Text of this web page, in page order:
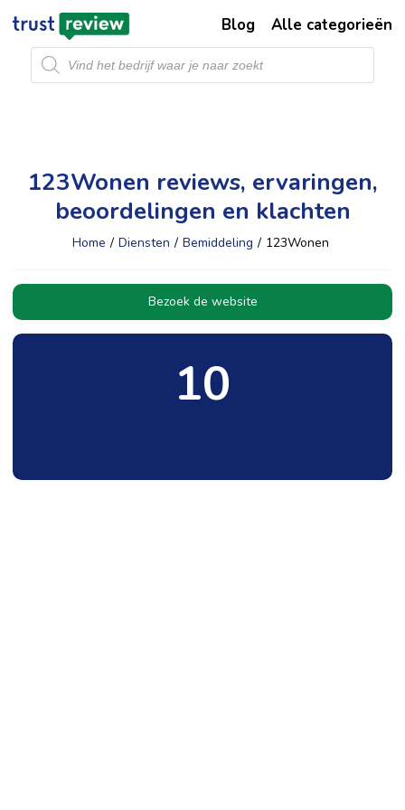
Producten
zoeken
Blog Alle categorieën
123Wonen reviews, ervaringen,
beoordelingen en klachten
Home / Diensten / Bemiddeling / 123Wonen
Bezoek de website
10